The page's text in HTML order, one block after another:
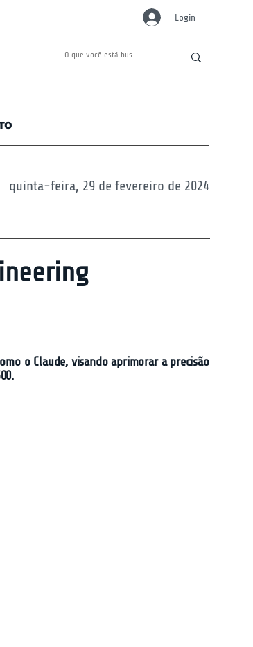
Login
quinta-feira, 29 de fevereiro de 2024
o Claude, visando aprimorar a precisão